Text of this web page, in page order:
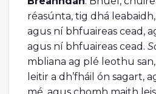
réasúnta, tig dhá
agus ní bhfuaireas cead,
agus ní bhfuaireas cead.
mbliana ag plé leothu
leitir a dh’fháil ón sagart,